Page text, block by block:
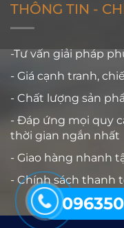
THÔNG TIN -
-Tư vấn giải pháp
- Giá cạnh tranh,
- Chất lượng sản
- Đáp ứng mọi quy
thời gian ngắn nhất
- Giao hàng nhanh
- Chính sách thanh